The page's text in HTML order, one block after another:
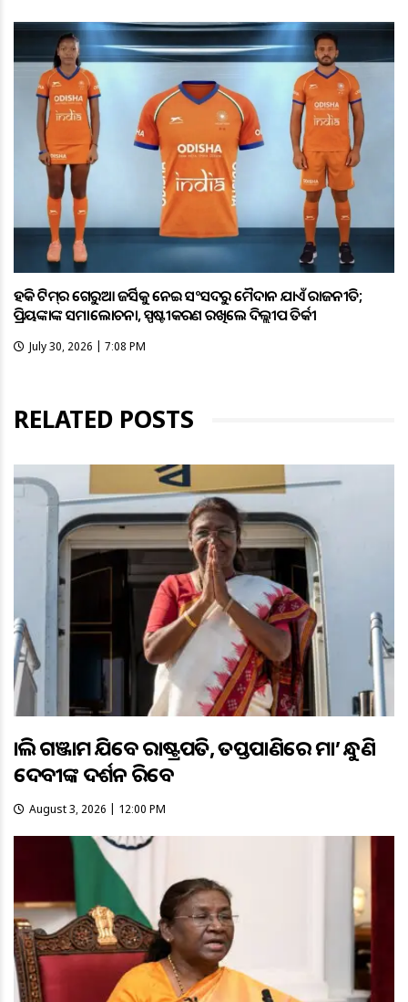
ହକି ଟିମ୍‌ର ଗେରୁଆ ଜର୍ସିକୁ ନେଇ ସଂସଦରୁ ମୈଦାନ ଯାଏଁ ରାଜନୀତି;
ପ୍ରିୟଙ୍କାଙ୍କ ସମାଲୋଚନା, ସ୍ପଷ୍ଟୀକରଣ ରଖିଲେ ଦିଲ୍ଲୀପ ତିର୍କୀ
July 30, 2026 | 7:08 PM
RELATED POSTS
କାଲି ଗଞ୍ଜାମ ଯିବେ ରାଷ୍ଟ୍ରପତି, ତପ୍ତପାଣିରେ ମା’ କନ୍ଧୁଣି
ଦେବୀଙ୍କ ଦର୍ଶନ କରିବେ
August 3, 2026 | 12:00 PM